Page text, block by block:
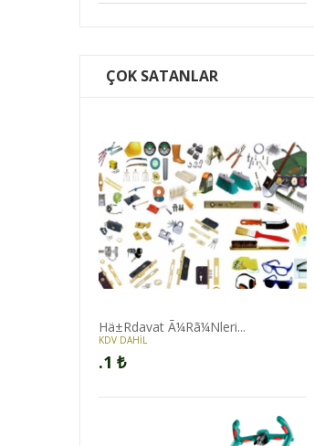
ÇOK SATANLAR
Hä±Rdavat Ã¼Rã¼Nleri...
KDV DAHİL
.1 ₺